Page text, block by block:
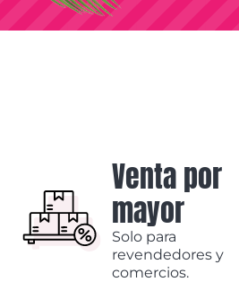
Venta por
mayor
Solo para
revendedores y
comercios.